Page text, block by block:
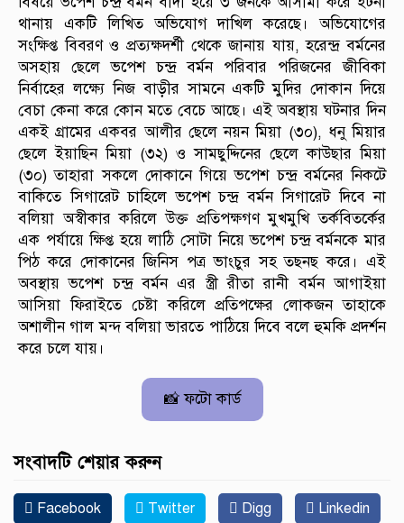
থানায় একটি লিখিত অভিযোগ দাখিল করেছে। অভিযোগের
সংক্ষিপ্ত বিবরণ ও প্রত্যক্ষদর্শী থেকে জানায় যায়, হরেন্দ্র বর্মনের
অসহায় ছেলে ভপেশ চন্দ্র বর্মন পরিবার পরিজনের জীবিকা
নির্বাহের লক্ষ্যে নিজ বাড়ীর সামনে একটি মুদির দোকান দিয়ে
বেচা কেনা করে কোন মতে বেচে আছে। এই অবস্থায় ঘটনার দিন
একই গ্রামের একবর আলীর ছেলে নয়ন মিয়া (৩০), ধনু মিয়ার
ছেলে ইয়াছিন মিয়া (৩২) ও সামছুদ্দিনের ছেলে কাউছার মিয়া
(৩০) তাহারা সকলে দোকানে গিয়ে ভপেশ চন্দ্র বর্মনের নিকটে
বাকিতে সিগারেট চাহিলে ভপেশ চন্দ্র বর্মন সিগারেট দিবে না
বলিয়া অস্বীকার করিলে উক্ত প্রতিপক্ষগণ মুখমুখি তর্কবিতর্কের
এক পর্যায়ে ক্ষিপ্ত হয়ে লাঠি সোটা নিয়ে ভপেশ চন্দ্র বর্মনকে মার
পিঠ করে দোকানের জিনিস পত্র ভাংচুর সহ তছনছ করে। এই
অবস্থায় ভপেশ চন্দ্র বর্মন এর স্ত্রী রীতা রানী বর্মন আগাইয়া
আসিয়া ফিরাইতে চেষ্টা করিলে প্রতিপক্ষের লোকজন তাহাকে
অশালীন গাল মন্দ বলিয়া ভারতে পাঠিয়ে দিবে বলে হুমকি প্রদর্শন
করে চলে যায়।
📸 ফটো কার্ড
সংবাদটি শেয়ার করুন
Facebook Twitter Digg Linkedin